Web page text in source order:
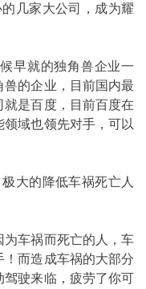
几家大公司，成为耀
早就的独角兽企业一
的企业，目前国内最
是百度，目前百度在
域也领先对手，可以
大的降低车祸死亡人
为车祸而死亡的人，车
而造成车祸的大部分
驾驶来临，疲劳了你可